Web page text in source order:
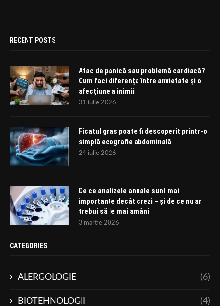
RECENT POSTS
Atac de panică sau problemă cardiacă?
Cum faci diferența între anxietate și o
afecțiune a inimii
31 iulie 2026
Ficatul gras poate fi descoperit printr-o
simplă ecografie abdominală
24 iulie 2026
De ce analizele anuale sunt mai
importante decât crezi – și de ce nu ar
trebui să le mai amâni
3 martie 2026
CATEGORIES
ALERGOLOGIE (6)
BIOTEHNOLOGII (4)